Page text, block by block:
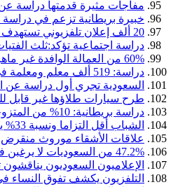
مفاجآت مثيرة قدمتها دراسة عن
خبيرة بريطانية تزعم في دراسة أن 70% من الرجال
20 ألف إعلان تلفزيوني تستهدف الأطفال سنوياً
دراسة اجتماعية تؤكد:ثلث
60% من العمالة الوافدة غير ماهرة وتتسبب في البطالة بين العمالة الوطنية
دراسة: 519 ألف معلم ومعلمة في المملكة عام 1435
السعودية تجري أول دراسة عن
طرح سيارات طلاؤها غير قابل
دراسة بريطانية: 10% من المتزوجات يمارسن "التوفير السري" من وراء أزواجهن
الشباب أقل التزاما ونسبة 33% يرون ارتداء الحجاب غير ضروري
علاقات الأشقاء موروث منقرض في هولندا و20%
47.2% من السعوديات لا يرغبن في الخادمة خوفا على العقيدة
الإعلاميون السعوديون
التلفزيون يكشف تفوق النساء